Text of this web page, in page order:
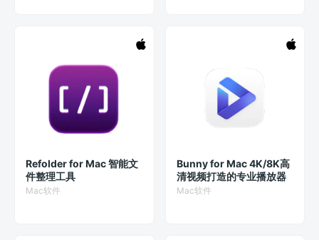
Refolder for Mac 智能文
件整理工具
Mac软件
Bunny for Mac 4K/8K高
清视频打造的专业播放器
Mac软件